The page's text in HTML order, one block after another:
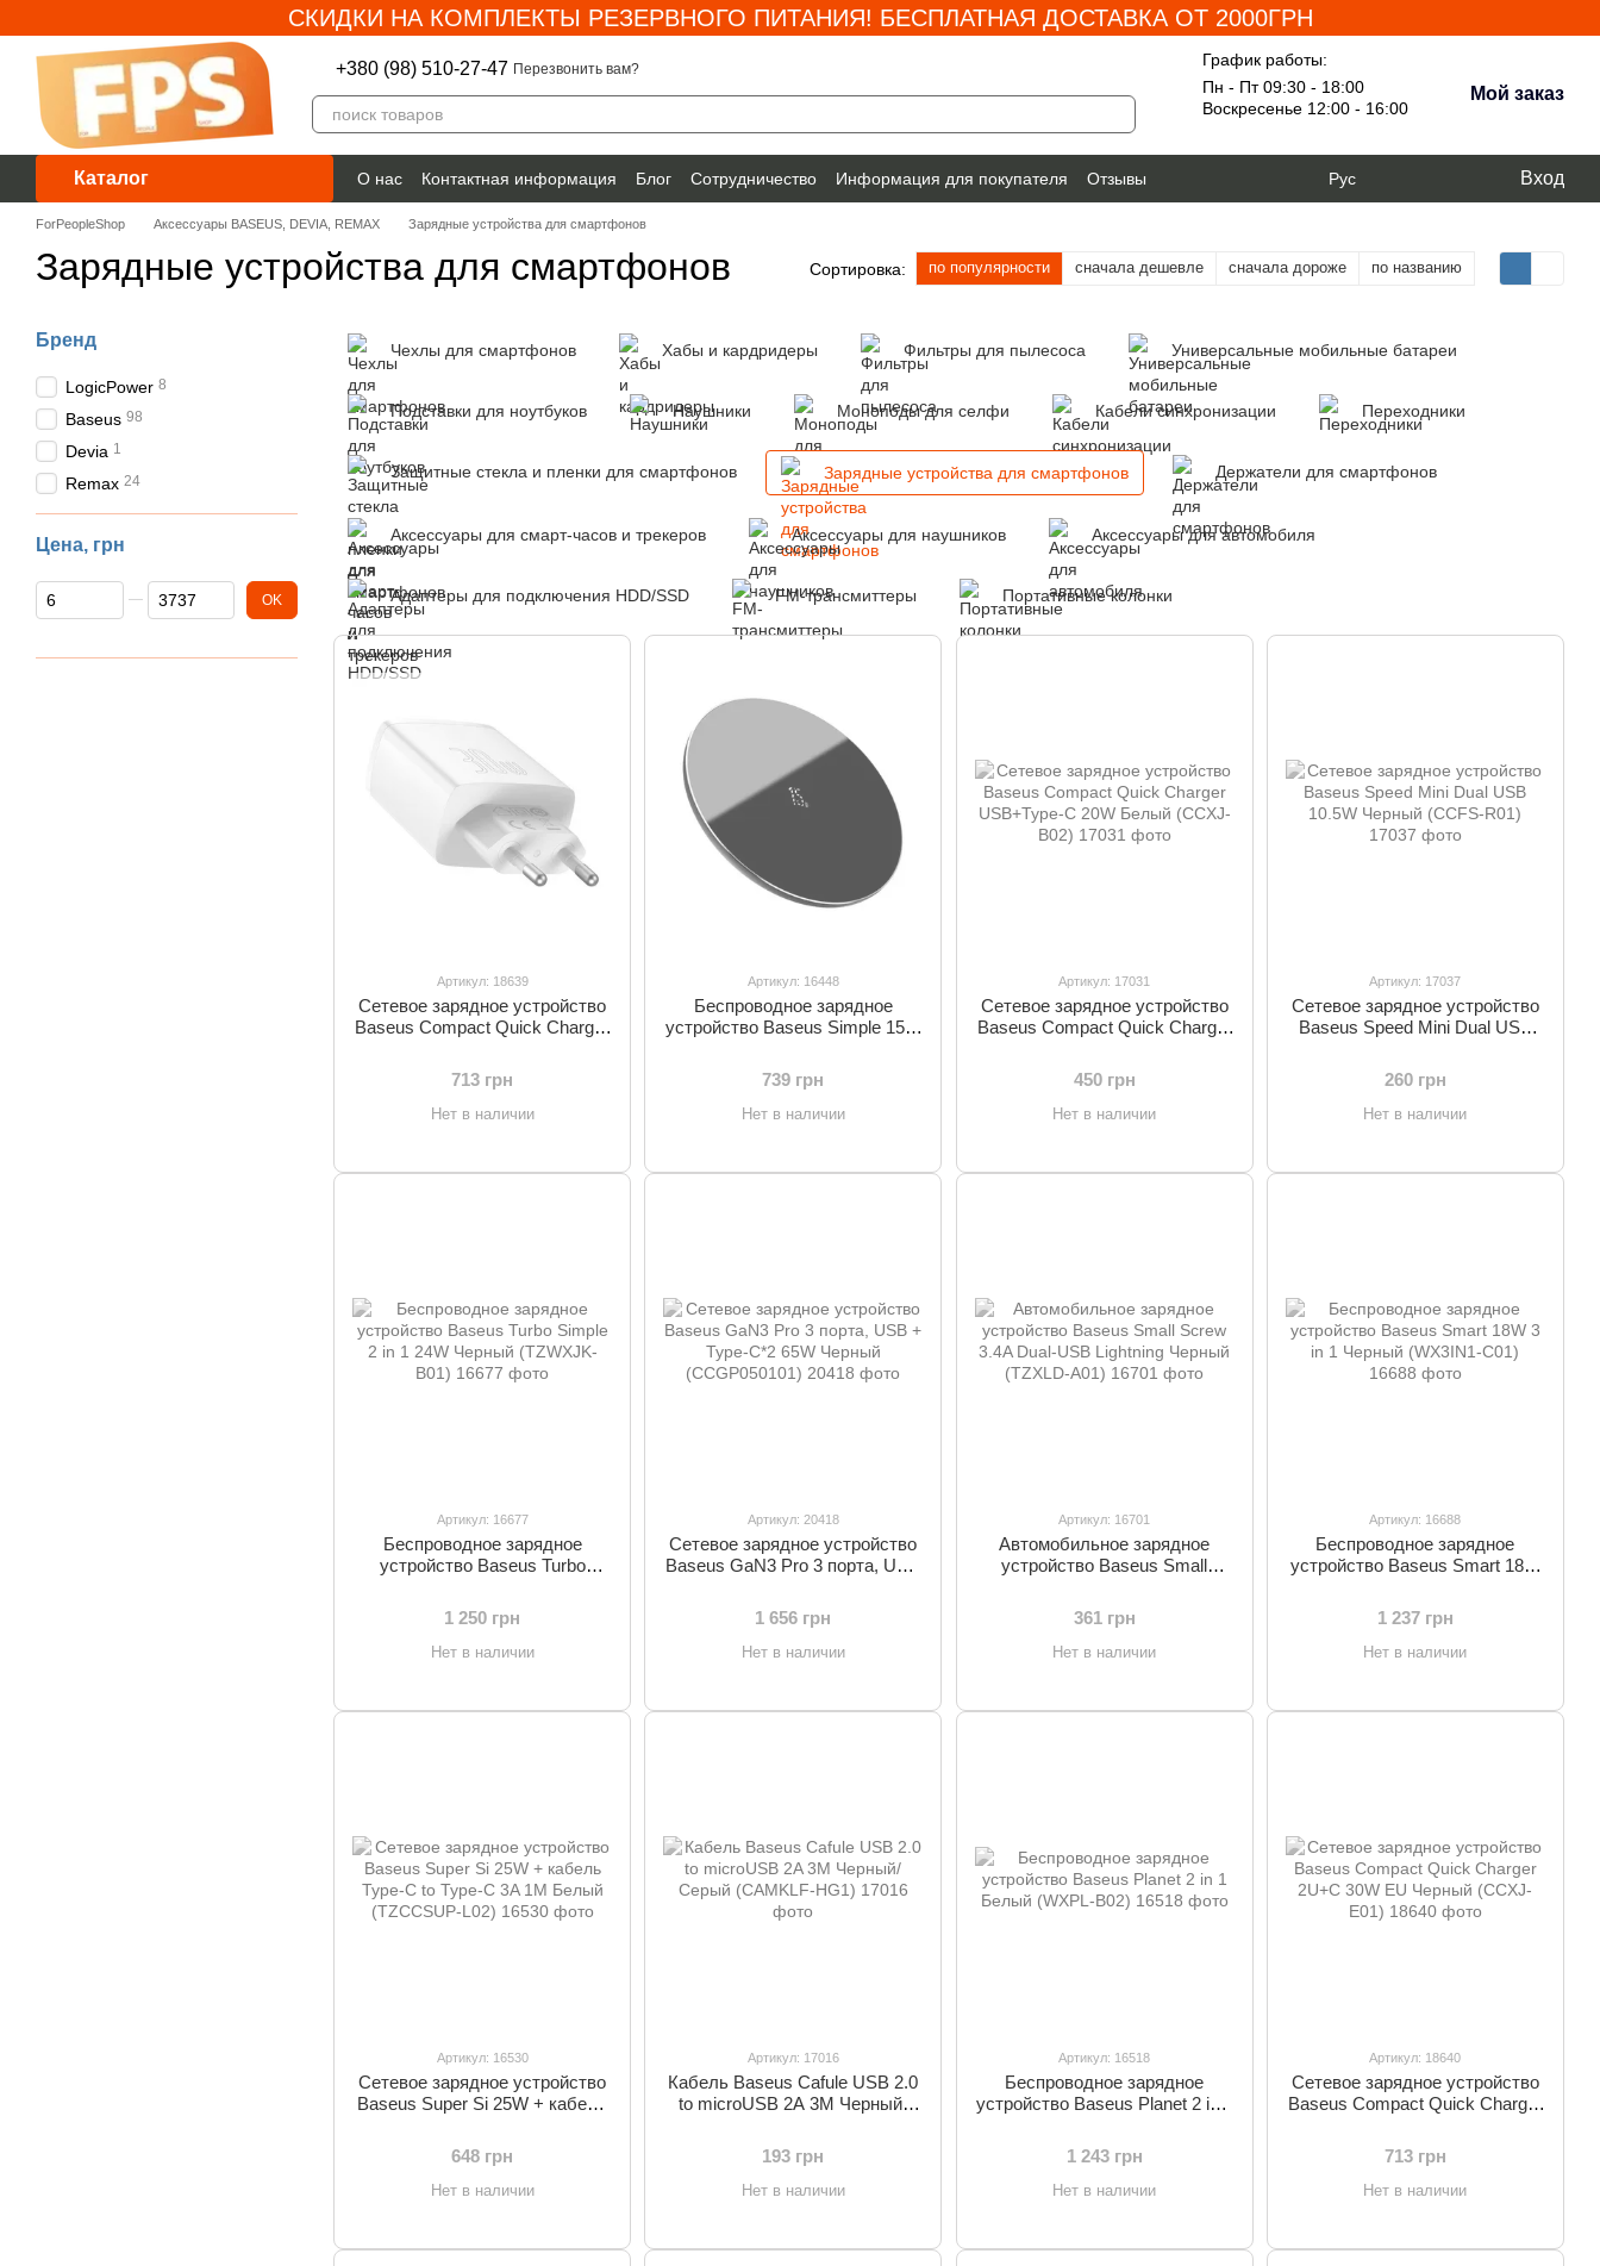
СКИДКИ НА КОМПЛЕКТЫ РЕЗЕРВНОГО ПИТАНИЯ! БЕСПЛАТНАЯ ДОСТАВКА ОТ 2000ГРН
+380 (98) 510-27-47 Перезвонить вам?
График работы:
Пн - Пт 09:30 - 18:00
Воскресенье 12:00 - 16:00
Мой заказ
Каталог О нас Контактная информация Блог Сотрудничество Информация для покупателя
Отзывы
Гарантия
Рус Вход
ForPeopleShop Аксессуары BASEUS, DEVIA, REMAX Зарядные устройства для смартфонов
Зарядные устройства для смартфонов Сортировка: по популярности сначала дешевле сначала дороже по названию
Чехлы для смартфонов Хабы и кардридеры Фильтры для пылесоса Универсальные мобильные батареи
Подставки для ноутбуков Наушники Моноподы для селфи Кабели синхронизации Переходники
Защитные стекла и пленки для смартфонов Зарядные устройства для смартфонов Держатели для смартфонов
Аксессуары для смарт-часов и трекеров Аксессуары для наушников Аксессуары для автомобиля
Адаптеры для подключения HDD/SSD FM-трансмиттеры Портативные колонки
Артикул: 18639
Сетевое зарядное устройство
Baseus Compact Quick Charger
E02)
713 грн
Нет в наличии
Артикул: 16448
Беспроводное зарядное
устройство Baseus Simple 15W
739 грн
Нет в наличии
Артикул: 17031
Сетевое зарядное устройство
Baseus Compact Quick Charger
(CCXJ-B02)
450 грн
Нет в наличии
Артикул: 17037
Сетевое зарядное устройство
Baseus Speed Mini Dual USB
260 грн
Нет в наличии
Артикул: 16677
Беспроводное зарядное
устройство Baseus Turbo
(TZWXJK-B01)
1 250 грн
Нет в наличии
Артикул: 20418
Сетевое зарядное устройство
Baseus GaN3 Pro 3 порта, USB
(CCGP050101)
1 656 грн
Нет в наличии
Артикул: 16701
Автомобильное зарядное
устройство Baseus Small
Черный (TZXLD-A01)
361 грн
Нет в наличии
Артикул: 16688
Беспроводное зарядное
устройство Baseus Smart 18W
1 237 грн
Нет в наличии
Артикул: 16530
Сетевое зарядное устройство
Baseus Super Si 25W + кабель
(TZCCSUP-L02)
648 грн
Нет в наличии
Артикул: 17016
Кабель Baseus Cafule USB 2.0
to microUSB 2A 3M Черный/
193 грн
Нет в наличии
Артикул: 16518
Беспроводное зарядное
устройство Baseus Planet 2 in 1
1 243 грн
Нет в наличии
Артикул: 18640
Сетевое зарядное устройство
Baseus Compact Quick Charger
E01)
713 грн
Нет в наличии
Бренд
LogicPower 8
Baseus 98
Devia 1
Remax 24
Цена, грн
От Цена, грн
До Цена, грн OK